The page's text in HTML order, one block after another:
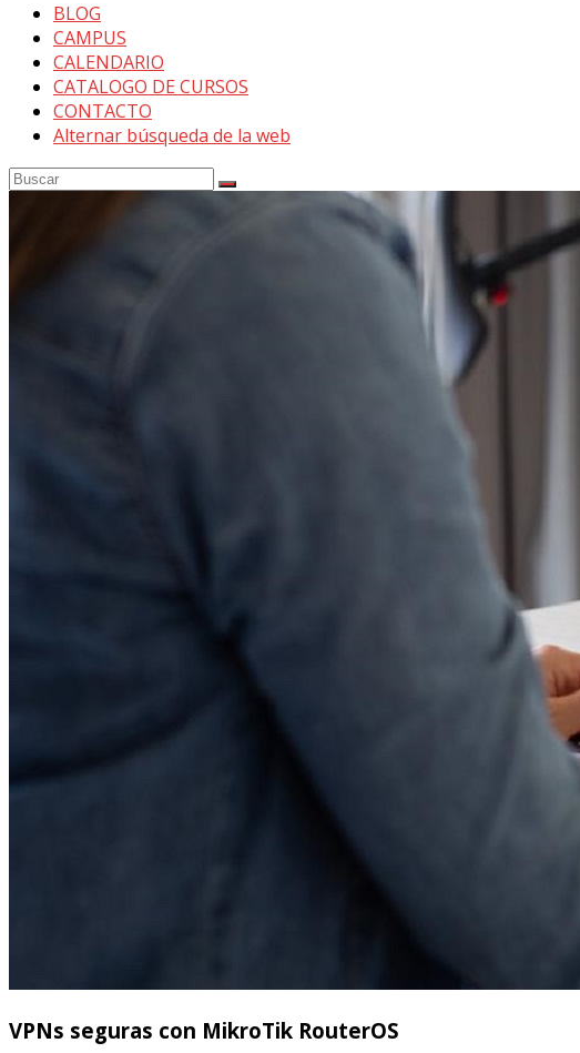
BLOG
CAMPUS
CALENDARIO
CATALOGO DE CURSOS
CONTACTO
Alternar búsqueda de la web
VPNs seguras con MikroTik RouterOS